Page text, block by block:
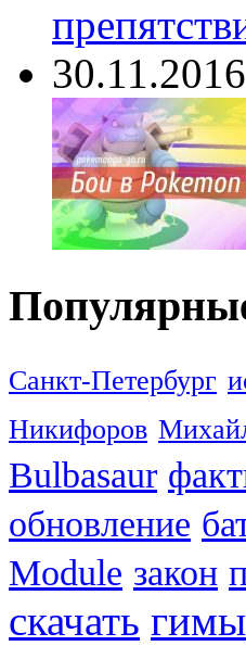
30.11.2016
Санкт-Петербург
Никифоров
Bulbasaur
обновление
Module закон
скачать гимы